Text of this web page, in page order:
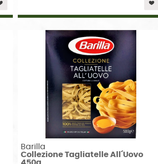
Barilla
Collezione Tagliatelle All´Uovo